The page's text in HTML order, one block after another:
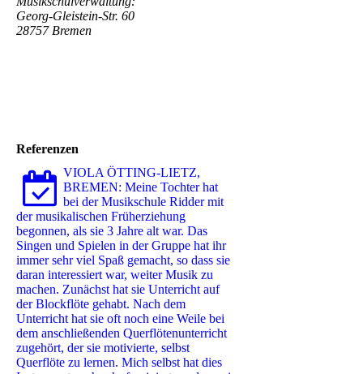
Georg-Gleistein-Str. 60
28757 Bremen
Referenzen
VIOLA ÖTTING-LIETZ,
BREMEN: Meine Tochter hat
bei der Musikschule Ridder mit
der musikalischen Früherziehung
begonnen, als sie 3 Jahre alt war. Das
Singen und Spielen in der Gruppe hat ihr
immer sehr viel Spaß gemacht, so dass sie
daran interessiert war, weiter Musik zu
machen. Zunächst hat sie Unterricht auf
der Blockflöte gehabt. Nach dem
Unterricht hat sie oft noch eine Weile bei
dem anschließenden Querflötenunterricht
zugehört, der sie motivierte, selbst
Querflöte zu lernen. Mich selbst hat dies